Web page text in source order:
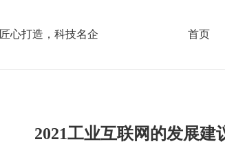
匠心打造，科技名企 首页
2021工业互联网的发展建